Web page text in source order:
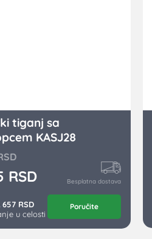
tiganj sa
KASJ28
RSD Besplatna dostava
657 RSD
u celosti
Poručite